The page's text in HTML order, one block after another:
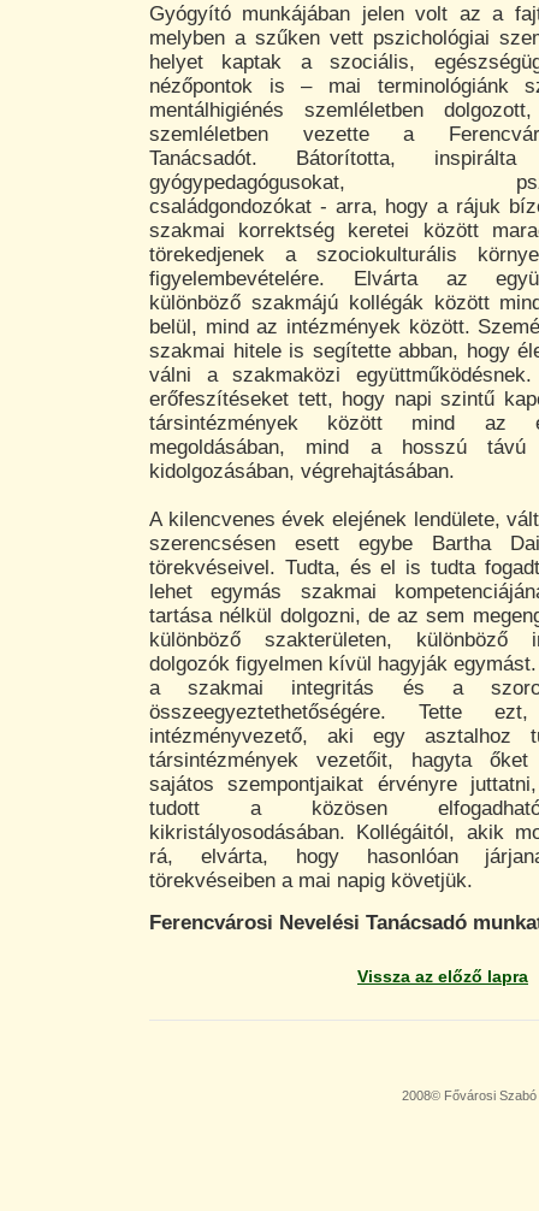
Gyógyító munkájában jelen volt az a
melyben a szűken vett pszichológiai
helyet kaptak a szociális,
nézőpontok is – mai terminológiánk
mentálhigiénés szemléletben
szemléletben vezette a
Tanácsadót. Bátorította,
gyógypedagógusokat,
családgondozókat - arra, hogy a rájuk
szakmai korrektség keretei között
törekedjenek a szociokulturális
figyelembevételére. Elvárta az
különböző szakmájú kollégák között
belül, mind az intézmények között.
szakmai hitele is segítette abban, hogy
válni a szakmaközi
erőfeszítéseket tett, hogy napi szintű
társintézmények között mind az
megoldásában, mind a hosszú
kidolgozásában, végrehajtásában.
A kilencvenes évek elejének lendülete,
szerencsésen esett egybe Bartha
törekvéseivel. Tudta, és el is tudta
lehet egymás szakmai
tartása nélkül dolgozni, de az sem
különböző szakterületen, különböző
dolgozók figyelmen kívül hagyják
a szakmai integritás és a
összeegyeztethetőségére. Tette
intézményvezető, aki egy asztalhoz
társintézmények vezetőit, hagyta őket
sajátos szempontjaikat érvényre
tudott a közösen
kikristályosodásában. Kollégáitól, akik
rá, elvárta, hogy hasonlóan
törekvéseiben a mai napig követjük.
Ferencvárosi Nevelési Tanácsadó
Vissza az előző lapra
2008© Fővárosi